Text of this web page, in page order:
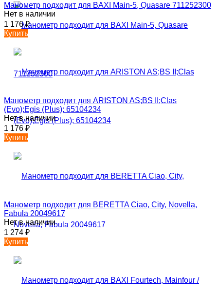
Манометр подходит для BAXI Main-5, Quasare 711252300
Нет в наличии
1 176₽
Купить
Манометр подходит для ARISTON AS;BS II;Clas
(Evo);Egis (Plus); 65104234
Нет в наличии
1 176 ₽
Купить
Манометр подходит для BERETTA Ciao, City, Novella,
Fabula 20049617
Нет в наличии
1 274 ₽
Купить